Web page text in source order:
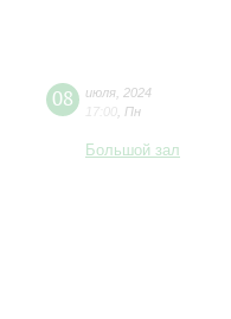
08 июля 2024
17:00 Пн
Большой зал